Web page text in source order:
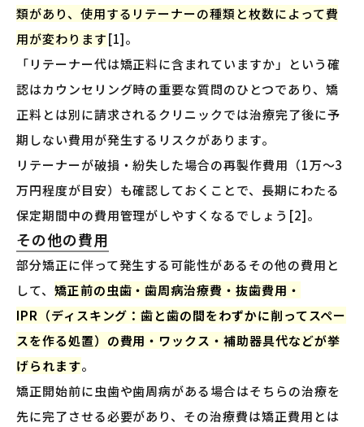
類があり、使用するリテーナーの種類と枚数によって費
用が変わります[1]。
「リテーナー代は矯正料に含まれていますか」という確
認はカウンセリング時の重要な質問のひとつであり、矯
正料とは別に請求されるクリニックでは治療完了後に予
期しない費用が発生するリスクがあります。
リテーナーが破損・紛失した場合の再製作費用（1万〜3
万円程度が目安）も確認しておくことで、長期にわたる
保定期間中の費用管理がしやすくなるでしょう[2]。
その他の費用
部分矯正に伴って発生する可能性があるその他の費用と
して、 矯正前の虫歯・歯周病治療費・抜歯費用・
IPR（ディスキング：歯と歯の間をわずかに削ってスペー
スを作る処置）の費用・ワックス・補助器具代などが挙
げられます。
矯正開始前に虫歯や歯周病がある場合はそちらの治療を
先に完了させる必要があり、その治療費は矯正費用とは